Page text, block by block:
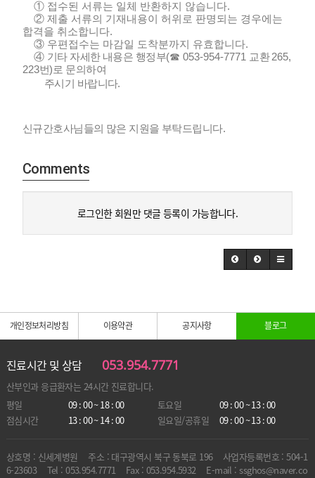
① 접수된 서류는 일체 반환하지 않습니다.
② 제출 서류의 기재내용이 허위로 판명되는 경우에는
합격을 취소합니다.
③ 우편접수는 마감일 도착분까지 유효합니다.
④ 기타 자세한 내용은 행정부(☎053-954-7771 교환265,
223번)로 문의하여
주시기 바랍니다.
신규간호사님들의 많은 지원을 부탁드립니다.
Comments
로그인한 회원만 댓글 등록이 가능합니다.
개인정보처리방침 이용약관 공지사항 블로그
진료시간 및 상담 053.954.7771
산부인과 응급환자는 24시간 진료합니다.
평일
09 : 00 ~ 18 : 00 토요일
09 : 00 ~ 13 : 00
점심시간
13 : 00 ~ 14 : 00 일요일/공휴일 09 : 00 ~ 13 : 00
상호명 : 신세계병원 주소 : 대구광역시 북구 동북로 196
사업자등록번호 : 504-1
6-23603
Tel : 053.954.7771 Fax : 053.954.5932
E-mail : ssghos@naver.co